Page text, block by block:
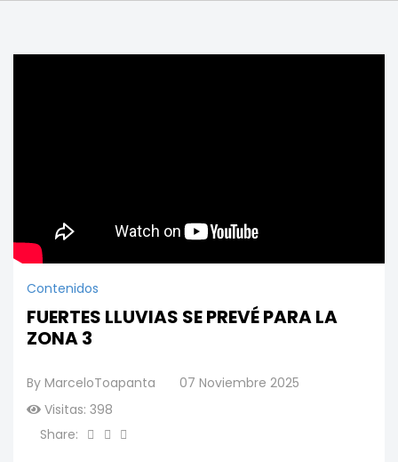
Contenidos
FUERTES LLUVIAS SE PREVÉ PARA LA
ZONA 3
By MarceloToapanta
07 Noviembre 2025
Visitas: 398
Share: